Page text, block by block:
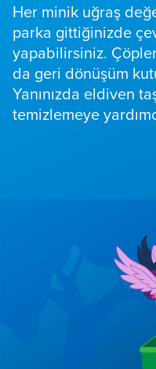
Her minik uğraş
parka gittiğinizde
yapabilirsiniz.
da geri dönüşüm
Yanınızda eldiven
temizlemeye